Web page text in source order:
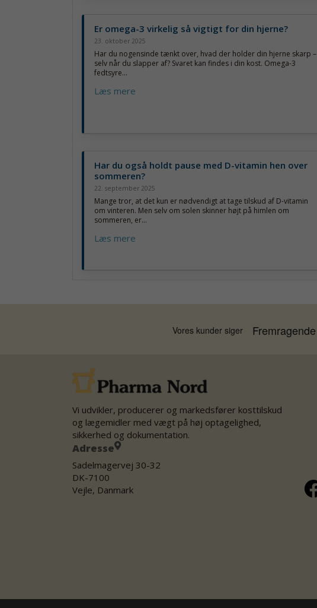
Er omega-3 virkelig så vigtigt for din hjerne?
23. oktober 2025
Har du nogensinde tænkt over, hvad der holder din hjerne skarp –
selv når du slapper af? Svaret kan findes i din kost. Omega-3
fedtsyre...
Læs mere
Har du også holdt pause med D-vitamin hen over
sommeren?
22. september 2025
Mange tror, at det kun er nødvendigt at tage tilskud af D-vitamin
om vinteren. Men selv om solen skinner højt på himlen om
sommeren, er...
Læs mere
Vi udvikler, producerer og markedsfører kosttilskud
og lægemidler med vægt på høj optagelighed,
sikkerhed og dokumentation.
Adresse
Sadelmagervej 30-32
DK-7100
Vejle, Danmark